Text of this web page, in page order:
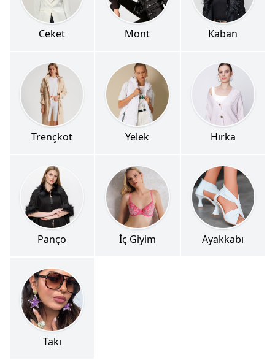
Ceket Mont Kaban
Trençkot Yelek Hırka
Panço İç Giyim Ayakkabı
Takı